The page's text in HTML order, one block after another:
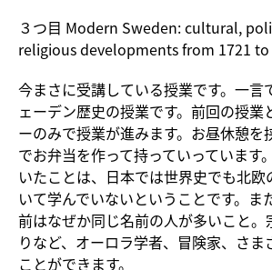
３つ目 Modern Sweden: cultural,
religious developments from 1721 to
今まさに受講している授業です。一言
ェーデン歴史の授業です。前回の授業
ーのみで授業が進みます。お昼休憩を
でお弁当を作って持っていっています
いたことは、日本では世界史でも北欧
いて学んでいないということです。ま
前はなぜか同じ名前の人が多いこと。
りなど、オーロラ学者、冒険家、さま
ことができます。